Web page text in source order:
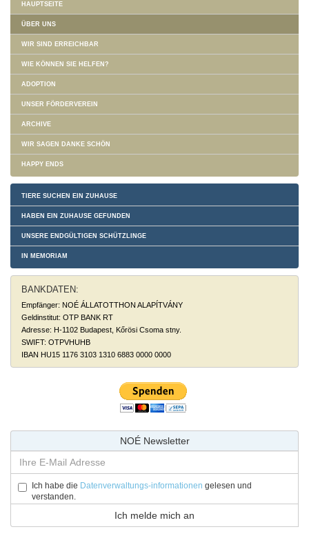
HAUPTSEITE
ÜBER UNS
WIR SIND ERREICHBAR
WIE KÖNNEN SIE HELFEN?
ADOPTION
UNSER FÖRDERVEREIN
ARCHIVE
WIR SAGEN DANKE SCHÖN
HAPPY ENDS
TIERE SUCHEN EIN ZUHAUSE
HABEN EIN ZUHAUSE GEFUNDEN
UNSERE ENDGÜLTIGEN SCHÜTZLINGE
IN MEMORIAM
BANKDATEN:
Empfänger: NOÉ ÁLLATOTTHON ALAPÍTVÁNY
Geldinstitut: OTP BANK RT
Adresse: H-1102 Budapest, Kőrösi Csoma stny.
SWIFT: OTPVHUHB
IBAN HU15 1176 3103 1310 6883 0000 0000
NOÉ Newsletter
Ich habe die Datenverwaltungs-informationen gelesen und
verstanden.